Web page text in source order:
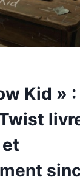
Kid » :